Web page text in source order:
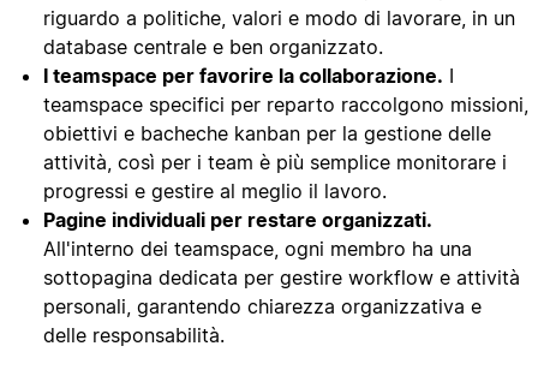
riguardo a politiche, valori e modo di lavorare, in un
database centrale e ben organizzato.
I teamspace per favorire la collaborazione. I
teamspace specifici per reparto raccolgono missioni,
obiettivi e bacheche kanban per la gestione delle
attività, così per i team è più semplice monitorare i
progressi e gestire al meglio il lavoro.
Pagine individuali per restare organizzati.
All'interno dei teamspace, ogni membro ha una
sottopagina dedicata per gestire workflow e attività
personali, garantendo chiarezza organizzativa e
delle responsabilità.